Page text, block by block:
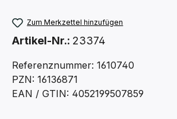
Zum Merkzettel hinzufügen
Artikel-Nr.: 23374
Referenznummer: 1610740
PZN: 16136871
EAN / GTIN: 4052199507859